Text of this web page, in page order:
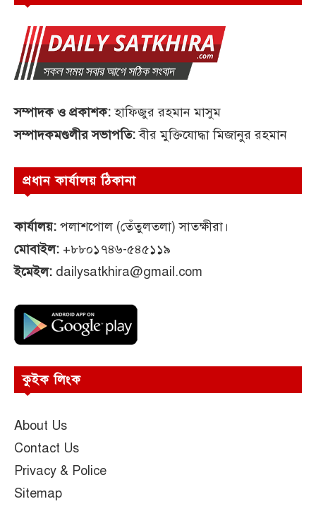
সম্পাদক ও প্রকাশক:হাফিজুর রহমান মাসুম
সম্পাদকমণ্ডলীর সভাপতি:বীর মুক্তিযোদ্ধা মিজানুর রহমান
প্রধান কার্যালয় ঠিকানা
কার্যালয়: পলাশপোল (তেঁতুলতলা) সাতক্ষীরা।
মোবাইল: +৮৮০১৭৪৬-৫৪৫১১৯
ইমেইল: dailysatkhira@gmail.com
কুইক লিংক
About Us
Contact Us
Privacy & Police
Sitemap